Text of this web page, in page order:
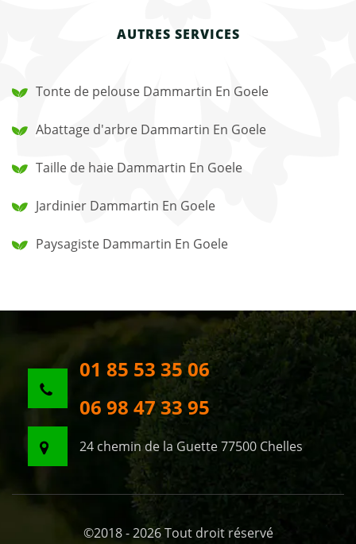
AUTRES SERVICES
Tonte de pelouse Dammartin En Goele
Abattage d'arbre Dammartin En Goele
Taille de haie Dammartin En Goele
Jardinier Dammartin En Goele
Paysagiste Dammartin En Goele
01 85 53 35 06
06 98 47 33 95
24 chemin de la Guette 77500 Chelles
©2018 - 2026 Tout droit réservé